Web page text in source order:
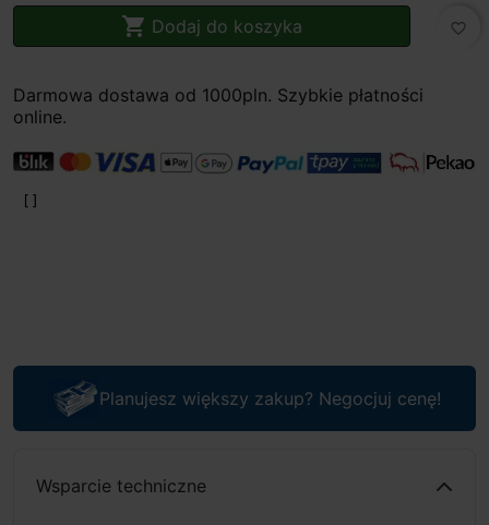
 Dodaj do koszyka favorite_border
Darmowa dostawa od 1000pln. Szybkie płatności
online.
Planujesz większy zakup? Negocjuj cenę!
Wsparcie techniczne